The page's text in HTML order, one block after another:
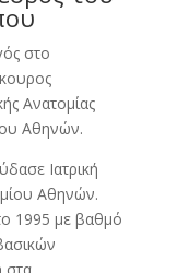
στο
Ανατομίας
Αθηνών.
Ιατρική
Αθηνών.
1995 με βαθμό